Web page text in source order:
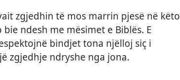
zgjedhin të mos marrin pjesë në këto
ndesh me mësimet e Biblës. E
bindjet tona njëlloj siç i
zgjedhje ndryshe nga jona.